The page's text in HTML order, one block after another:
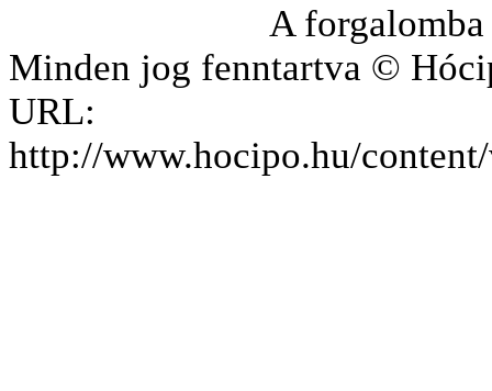
A
Minden jog fenntartva ©
URL:
http://www.hocipo.hu/